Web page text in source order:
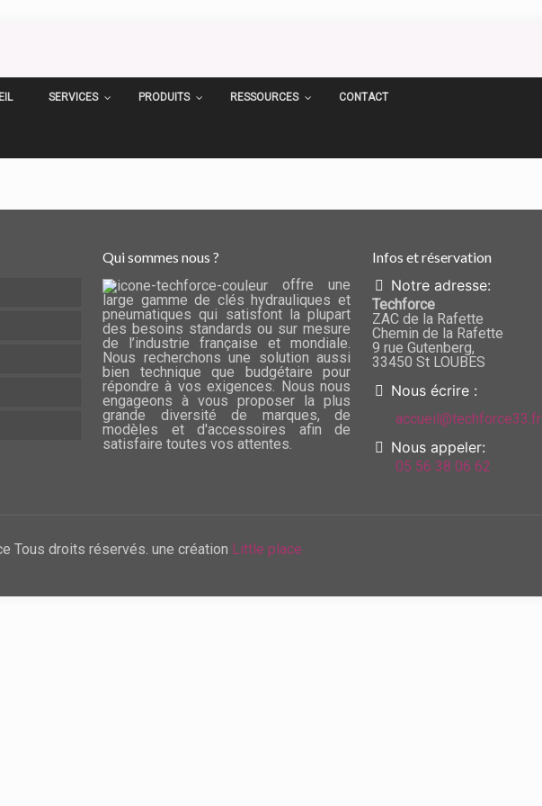
SERVICES PRODUITS RESSOURCES CONTACT
Qui sommes nous ?
offre une
large gamme de clés hydrauliques et
pneumatiques qui satisfont la plupart
des besoins standards ou sur mesure
de l’industrie française et mondiale.
Nous recherchons une solution aussi
bien technique que budgétaire pour
répondre à vos exigences. Nous nous
engageons à vous proposer la plus
grande diversité de marques, de
modèles et d'accessoires afin de
satisfaire toutes vos attentes.
Infos et réservation
Notre adresse:
Techforce
ZAC de la Rafette
Chemin de la Rafette
9 rue Gutenberg,
33450 St LOUBES
Nous écrire :
accueil@techforce33.fr
Nous appeler:
05 56 38 06 62
Tous droits réservés. une création Little place